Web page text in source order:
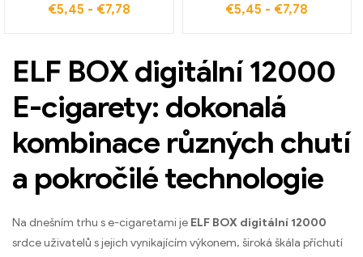
€5,45 - €7,78
ELF BOX Digital 12000
€5,45 - €7,78
ELF BOX digitální 12000
E-cigarety: dokonalá
kombinace různých chutí
a pokročilé technologie
Na dnešním trhu s e-cigaretami je ELF BOX digitální 12000
srdce uživatelů s jejich vynikajícím výkonem, široká škála příchutí